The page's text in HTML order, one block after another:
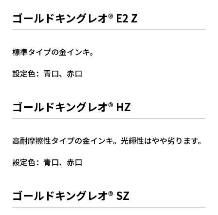
ゴールドキングレオ® E2 Z
標準タイプの金インキ。
設定色：青口、赤口
ゴールドキングレオ® HZ
高耐摩擦性タイプの金インキ。光輝性はやや劣ります。
設定色：青口、赤口
ゴールドキングレオ® SZ